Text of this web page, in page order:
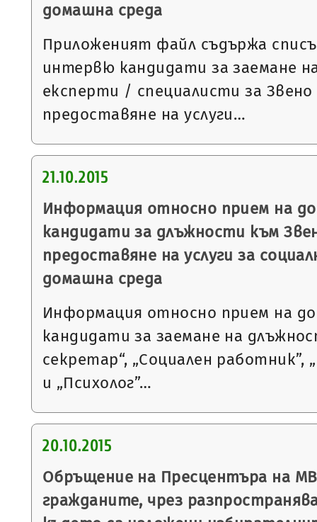
домашна среда
Приложеният файл съдържа
интервю кандидати за заемане
експерти / специалисти за Звено
предоставяне на услуги…
21.10.2015
Информация относно прием на
кандидати за длъжности към
предоставяне на услуги за
домашна среда
Информация относно прием на
кандидати за заемане на
секретар“, „Социален работник”,
и „Психолог”…
20.10.2015
Обръщение на Пресцентъра на
гражданите, чрез